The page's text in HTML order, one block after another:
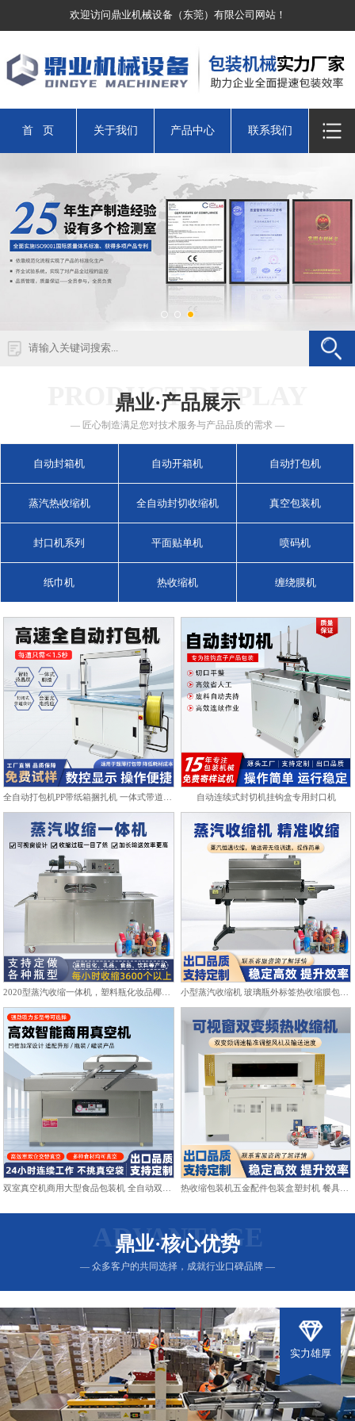
欢迎访问鼎业机械设备（东莞）有限公司网站！
首 页 关于我们 产品中心 联系我们
PRODUCT DISPLAY
鼎业·产品展示
— 匠心制造满足您对技术服务与产品品质的需求 —
自动封箱机 自动开箱机 自动打包机
蒸汽热收缩机 全自动封切收缩机 真空包装机
封口机系列 平面贴单机 喷码机
纸巾机 热收缩机 缠绕膜机
自动连续式封切机挂钩盒专用封口机
ADVANTAGE
鼎业·核心优势
— 众多客户的共同选择，成就行业口碑品牌 —
实力雄厚